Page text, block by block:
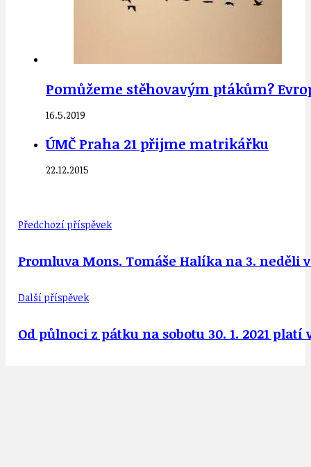
Pomůžeme stěhovavým ptákům?
16.5.2019
ÚMČ Praha 21 přijme matrikářku
22.12.2015
Předchozí příspěvek
Promluva Mons. Tomáše Halíka na 3. neděli v
Další příspěvek
Od půlnoci z pátku na sobotu 30. 1. 2021 platí